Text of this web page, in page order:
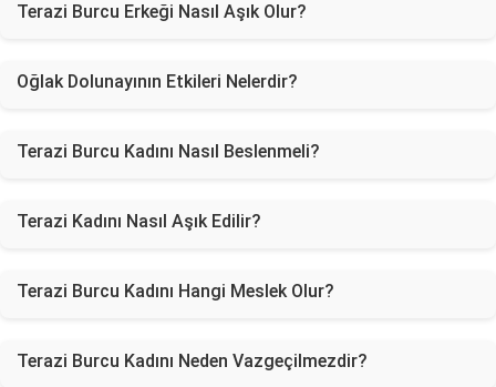
Terazi Burcu Erkeği Nasıl Aşık Olur?
Oğlak Dolunayının Etkileri Nelerdir?
Terazi Burcu Kadını Nasıl Beslenmeli?
Terazi Kadını Nasıl Aşık Edilir?
Terazi Burcu Kadını Hangi Meslek Olur?
Terazi Burcu Kadını Neden Vazgeçilmezdir?